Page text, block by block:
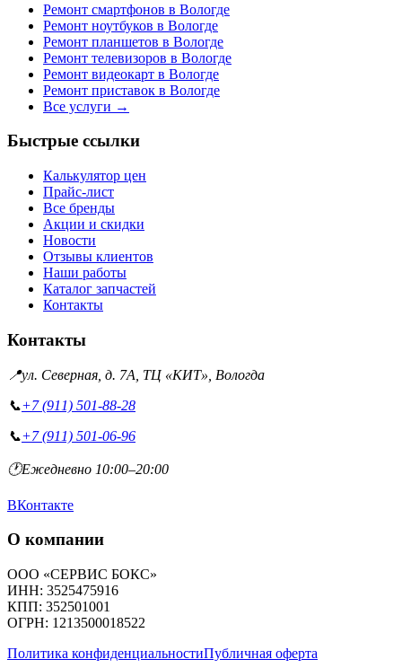
Ремонт смартфонов в Вологде
Ремонт ноутбуков в Вологде
Ремонт планшетов в Вологде
Ремонт телевизоров в Вологде
Ремонт видеокарт в Вологде
Ремонт приставок в Вологде
Все услуги →
Быстрые ссылки
Калькулятор цен
Прайс-лист
Все бренды
Акции и скидки
Новости
Отзывы клиентов
Наши работы
Каталог запчастей
Контакты
Контакты
📍ул. Северная, д. 7А, ТЦ «КИТ», Вологда
📞+7 (911) 501-88-28
📞+7 (911) 501-06-96
🕐Ежедневно 10:00–20:00
ВКонтакте
О компании
ООО «СЕРВИС БОКС»
ИНН: 3525475916
КПП: 352501001
ОГРН: 1213500018522
Политика конфиденциальностиПубличная оферта